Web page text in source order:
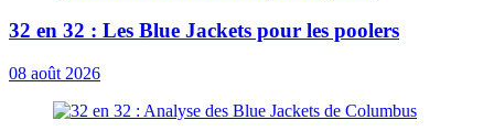
32 en 32 : Les Blue Jackets pour les poolers
08 août 2026